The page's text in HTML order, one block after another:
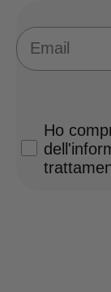
Email
Privacy
Ho